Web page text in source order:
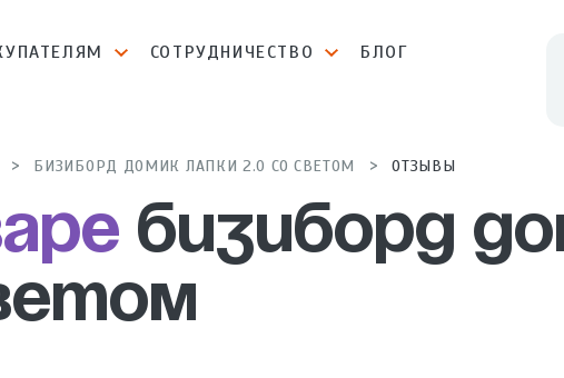
СОТРУДНИЧЕСТВО
БЛОГ
БИЗИБОРД ДОМИК ЛАПКИ 2.0 СО СВЕТОМ ОТЗЫВЫ
Бизиборд